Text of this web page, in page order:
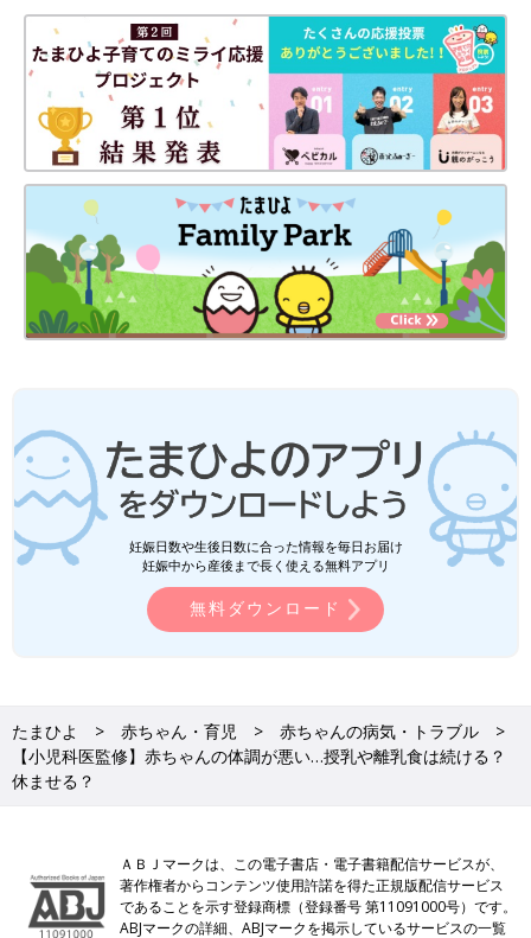
妊娠日数や生後日数に合った情報を毎日お届け
妊娠中から産後まで長く使える無料アプリ
無料ダウンロード
たまひよ 赤ちゃん・育児
赤ちゃんの病気・トラブル
【小児科医監修】赤ちゃんの体調が悪い…授乳や離乳食は続ける？
休ませる？
ＡＢＪマークは、この電子書店・電子書籍配信サービスが、
著作権者からコンテンツ使用許諾を得た正規版配信サービス
であることを示す登録商標（登録番号 第11091000号）です。
ABJマークの詳細、ABJマークを掲示しているサービスの一覧